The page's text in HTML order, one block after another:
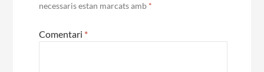
necessaris estan marcats amb *
Comentari *
Butlletins
Diari de la Fundació